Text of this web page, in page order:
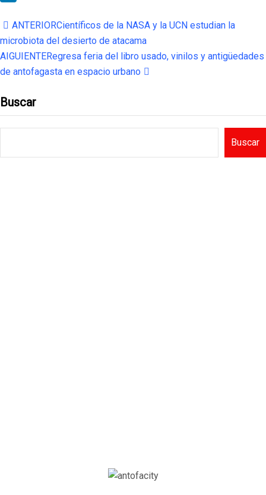
ANTERIORCientíficos de la NASA y la UCN estudian la
microbiota del desierto de atacama
AIGUIENTERegresa feria del libro usado, vinilos y antigüedades
de antofagasta en espacio urbano
Buscar
Buscar